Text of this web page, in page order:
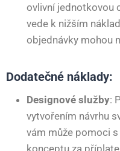
ovlivní jednotkovou
vede k nižším
objednávky mohou
Dodatečné náklady:
Designové služby:
vytvořením návrhu
vám může pomoci
konceptu za